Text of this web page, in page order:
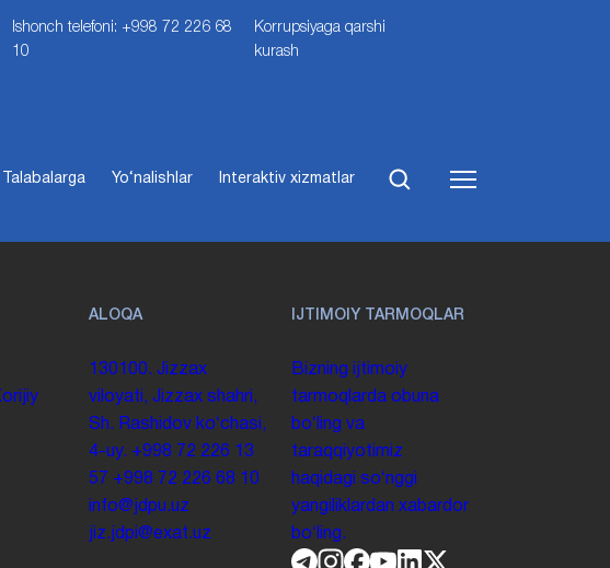
Ishonch telefoni: +998 72 226 68
10
Korrupsiyaga qarshi
kurash
Talabalarga Yo‘nalishlar Interaktiv xizmatlar
ALOQA
130100. Jizzax
viloyati, Jizzax shahri,
Sh. Rashidov koʻchasi,
4-uy. +998 72 226 13
57 +998 72 226 68 10
info@jdpu.uz
jiz.jdpi@exat.uz
IJTIMOIY TARMOQLAR
Bizning ijtimoiy
tarmoqlarda obuna
boʻling va
taraqqiyotimiz
haqidagi soʻnggi
yangiliklardan xabardor
boʻling.